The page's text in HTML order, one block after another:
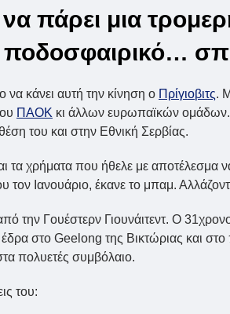
πάρει μια
ποδοσφαιρικό…
να κάνει αυτή την κίνηση ο Πρίγιοβιτς.
ΠΑΟΚ κι άλλων ευρωπαϊκών ομάδων.
του και στην Εθνική Σερβίας.
τα χρήματα που ήθελε με αποτέλεσμα
τον Ιανουάριο, έκανε το μπαμ.
την Γουέστερν Γιουνάιτεντ. Ο
στο Geelong της Βικτώριας και
πολυετές συμβόλαιο.
του: